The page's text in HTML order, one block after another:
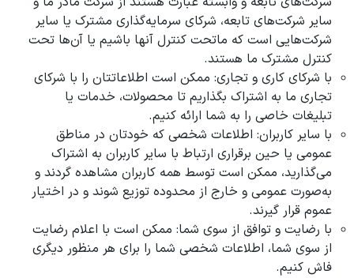
سایر شرکت‌های تابعه، شرکای سرمایه‌گذاری مشترک یا سایر
شرکت‌هایی است که ماتحت کنترل آنها باشیم یا آن‌ها تحت
کنترل مشترک ما هستند.
با شرکای کاری و تجاری: ممکن است اطلاعاتتان را با شرکای
تجاری ما به اشتراک بگذاریم تا محصولات، خدمات یا
تبلیغات خاصی را به شما ارائه کنیم.
با سایر کاربران: اطلاعات شخصی که خودتان در مناطق
عمومی یا حین برقراری ارتباط با سایر کاربران به اشتراک
می‌گذارید، ممکن است توسط همه کاربران مشاهده گردند و
به‌صورت عمومی و خارج از محدوده توزیع شوند و در اختیار
عموم قرار گیرند.
با رضایت و توافق از سوی شما: ممکن است با اعلام رضایت
از سوی شما، اطلاعات شخصی شما را برای هر منظور دیگری
فاش کنیم.